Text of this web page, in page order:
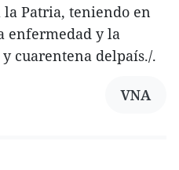
Patria, teniendo en
enfermedad y la
cuarentena delpaís./.
VNA